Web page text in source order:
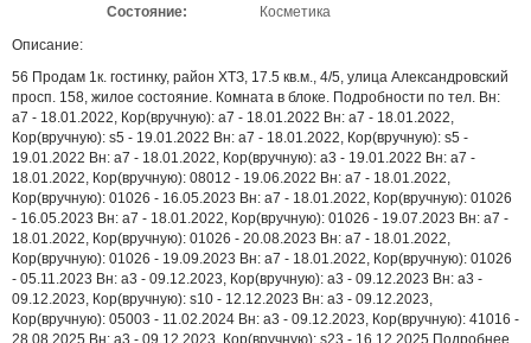
Состояние:
Косметика
Описание:
56 Продам 1к. гостинку, район ХТЗ, 17.5 кв.м., 4/5, улица Александровский
просп. 158, жилое состояние. Комната в блоке. Подробности по тел. Вн:
a7 - 18.01.2022, Кор(вручную): a7 - 18.01.2022 Вн: a7 - 18.01.2022,
Кор(вручную): s5 - 19.01.2022 Вн: a7 - 18.01.2022, Кор(вручную): s5 -
19.01.2022 Вн: a7 - 18.01.2022, Кор(вручную): a3 - 19.01.2022 Вн: a7 -
18.01.2022, Кор(вручную): 08012 - 19.06.2022 Вн: a7 - 18.01.2022,
Кор(вручную): 01026 - 16.05.2023 Вн: a7 - 18.01.2022, Кор(вручную): 01026
- 16.05.2023 Вн: a7 - 18.01.2022, Кор(вручную): 01026 - 19.07.2023 Вн: a7 -
18.01.2022, Кор(вручную): 01026 - 20.08.2023 Вн: a7 - 18.01.2022,
Кор(вручную): 01026 - 19.09.2023 Вн: a7 - 18.01.2022, Кор(вручную): 01026
- 05.11.2023 Вн: a3 - 09.12.2023, Кор(вручную): a3 - 09.12.2023 Вн: a3 -
09.12.2023, Кор(вручную): s10 - 12.12.2023 Вн: a3 - 09.12.2023,
Кор(вручную): 05003 - 11.02.2024 Вн: a3 - 09.12.2023, Кор(вручную): 41016 -